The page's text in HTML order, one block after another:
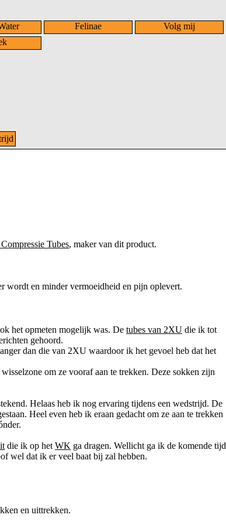
Felinae
Volg mij
Tubes, maker van dit product.
wordt en minder vermoeidheid en pijn oplevert.
het opmeten mogelijk was. De tubes van 2XU die ik tot
gehoord.
dan die van 2XU waardoor ik het gevoel heb dat het
om ze vooraf aan te trekken. Deze sokken zijn
Helaas heb ik nog ervaring tijdens een wedstrijd. De
Heel even heb ik eraan gedacht om ze aan te trekken
die ik op het WK ga dragen. Wellicht ga ik de komende tijd
wel dat ik er veel baat bij zal hebben.
en uittrekken.